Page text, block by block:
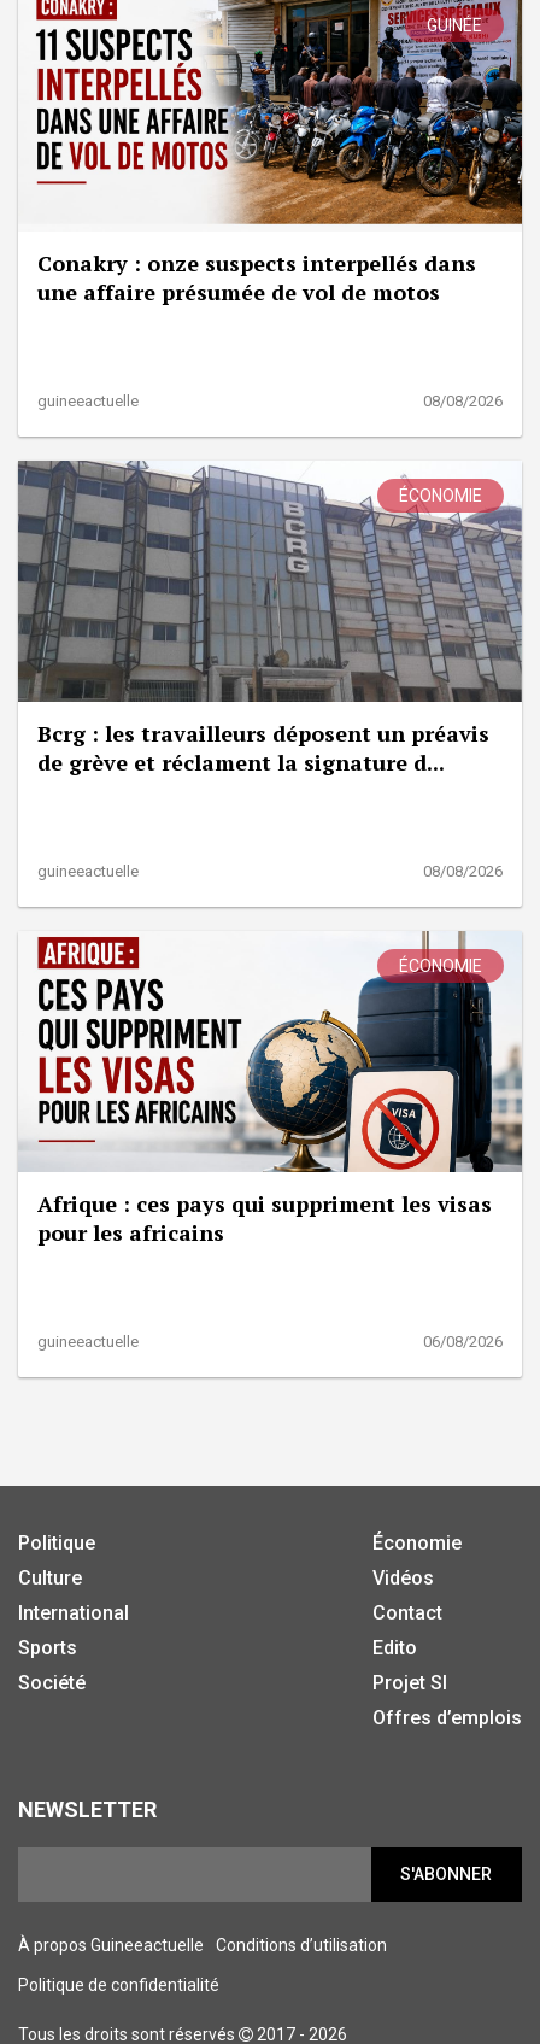
GUINÉE
Conakry : onze suspects interpellés dans
une affaire présumée de vol de motos
guineeactuelle 08/08/2026
ÉCONOMIE
Bcrg : les travailleurs déposent un préavis
de grève et réclament la signature d...
guineeactuelle 08/08/2026
ÉCONOMIE
Afrique : ces pays qui suppriment les visas
pour les africains
guineeactuelle 06/08/2026
Politique
Culture
International
Sports
Société
Économie
Vidéos
Contact
Edito
Projet SI
Offres d’emplois
NEWSLETTER
S'ABONNER
À propos Guineeactuelle Conditions d’utilisation
Politique de confidentialité
Tous les droits sont réservés 2017 - 2026